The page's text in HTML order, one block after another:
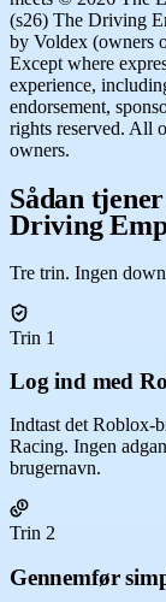
(s26) The Driving
by Voldex (owners
Except where
experience,
endorsement,
rights reserved. All
owners.
Sådan
Driving
Tre trin. Ingen
Trin 1
Log ind med
Indtast det Roblox-
Racing. Ingen
brugernavn.
Trin 2
Gennemfør